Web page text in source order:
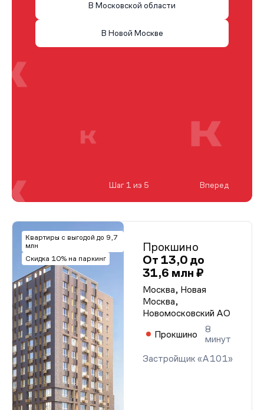
Квартиры с выгодой до 9,7
млн
Скидка 10% на паркинг
Прокшино
От 13,0 до
31,6 млн ₽
Москва, Новая
Москва,
Новомосковский АО
Прокшино
8
минут
Застройщик «А101»
В Московской области
В Новой Москве
Шаг 1 из 5 Вперед